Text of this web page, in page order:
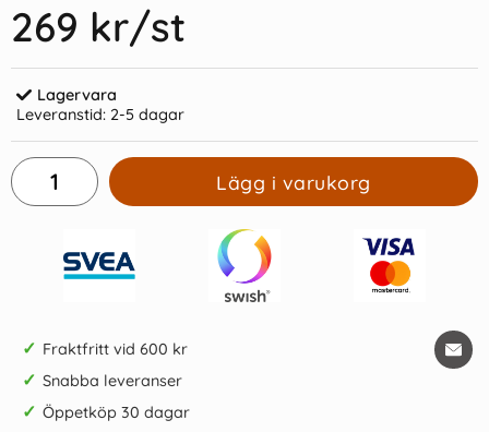
269 kr/st
Lagervara
Leveranstid: 2-5 dagar
Lägg i varukorg
✓ Fraktfritt vid 600 kr
✓ Snabba leveranser
✓ Öppetköp 30 dagar